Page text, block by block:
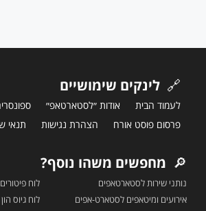
🔗 לינקים שימושיים
לעמוד הבית אודות ״לסטארטאפ״
פרסום פוסט אורח
הצהרת נגישות תנאי
🔎 מחפשים משהו נוסף?
נותני שירות לסטארטאפים
אירועים ומיטאפים לסטארט-אפים
לוח
לוח גיוס